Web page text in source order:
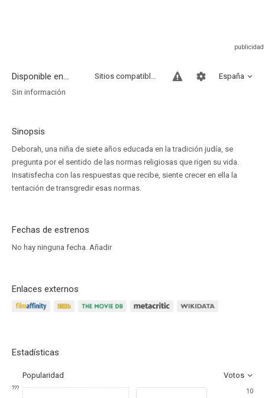
Disponible en... España
Sitios compatibles
Sin información
Sinopsis
Deborah, una niña de siete años educada en la tradición judía, se
pregunta por el sentido de las normas religiosas que rigen su vida.
Insatisfecha con las respuestas que recibe, siente crecer en ella la
tentación de transgredir esas normas.
Fechas de estrenos
No hay ninguna fecha. Añadir
Enlaces externos
Estadísticas
Popularidad Votos
???
10